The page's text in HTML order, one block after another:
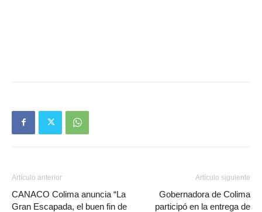
Artículo anterior
CANACO Colima anuncia “La
Gran Escapada, el buen fin de
Artículo siguiente
Gobernadora de Colima
participó en la entrega de